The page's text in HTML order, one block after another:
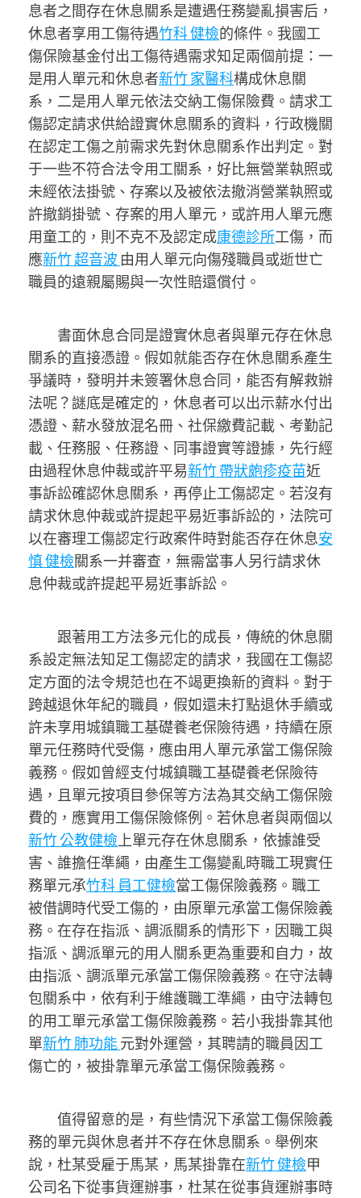
息者之間存在休息關系是遭遇任務變亂損害后，
休息者享用工傷待遇竹科 健檢的條件。我國工
傷保險基金付出工傷待遇需求知足兩個前提：一
是用人單元和休息者新竹 家醫科構成休息關
系，二是用人單元依法交納工傷保險費。請求工
傷認定請求供給證實休息關系的資料，行政機關
在認定工傷之前需求先對休息關系作出判定。對
于一些不符合法令用工關系，好比無營業執照或
未經依法掛號、存案以及被依法撤消營業執照或
許撤銷掛號、存案的用人單元，或許用人單元應
用童工的，則不克不及認定成康德診所工傷，而
應新竹 超音波 由用人單元向傷殘職員或逝世亡
職員的遠親屬賜與一次性賠還償付。
書面休息合同是證實休息者與單元存在休息
關系的直接憑證。假如就能否存在休息關系產生
爭議時，發明并未簽署休息合同，能否有解救辦
法呢？謎底是確定的，休息者可以出示薪水付出
憑證、薪水發放混名冊、社保繳費記載、考勤記
載、任務服、任務證、同事證實等證據，先行經
由過程休息仲裁或許平易新竹 帶狀皰疹疫苗近
事訴訟確認休息關系，再停止工傷認定。若沒有
請求休息仲裁或許提起平易近事訴訟的，法院可
以在審理工傷認定行政案件時對能否存在休息安
慎 健檢關系一并審查，無需當事人另行請求休
息仲裁或許提起平易近事訴訟。
跟著用工方法多元化的成長，傳統的休息關
系設定無法知足工傷認定的請求，我國在工傷認
定方面的法令規范也在不竭更換新的資料。對于
跨越退休年紀的職員，假如還未打點退休手續或
許未享用城鎮職工基礎養老保險待遇，持續在原
單元任務時代受傷，應由用人單元承當工傷保險
義務。假如曾經支付城鎮職工基礎養老保險待
遇，且單元按項目參保等方法為其交納工傷保險
費的，應實用工傷保險條例。若休息者與兩個以
新竹 公教健檢上單元存在休息關系，依據誰受
害、誰擔任準繩，由產生工傷變亂時職工現實任
務單元承竹科 員工健檢當工傷保險義務。職工
被借調時代受工傷的，由原單元承當工傷保險義
務。在存在指派、調派關系的情形下，因職工與
指派、調派單元的用人關系更為重要和自力，故
由指派、調派單元承當工傷保險義務。在守法轉
包關系中，依有利于維護職工準繩，由守法轉包
的用工單元承當工傷保險義務。若小我掛靠其他
單新竹 肺功能元對外運營，其聘請的職員因工
傷亡的，被掛靠單元承當工傷保險義務。
值得留意的是，有些情況下承當工傷保險義
務的單元與休息者并不存在休息關系。舉例來
說，杜某受雇于馬某，馬某掛靠在新竹 健檢甲
公司名下從事貨運辦事，杜某在從事貨運辦事時